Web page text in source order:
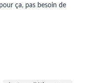
ça, pas besoin de